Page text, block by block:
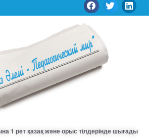
1 рет қазақ және орыс тілдерінде шығады